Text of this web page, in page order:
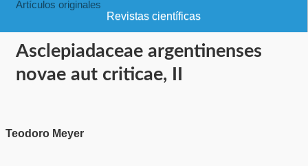
Revistas científicas
Artículos originales
Asclepiadaceae argentinenses
novae aut criticae, II
Teodoro Meyer